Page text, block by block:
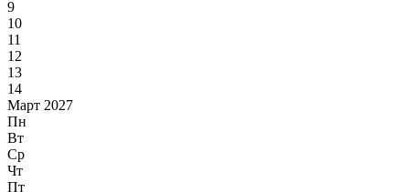
9
10
11
12
13
14
Март 2027
Пн
Вт
Ср
Чт
Пт